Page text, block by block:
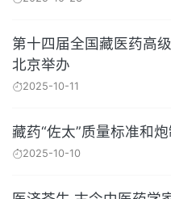
第十四届全国藏医药高
北京举办
2025-10-11
藏药“佐太”质量标准和
2025-10-10